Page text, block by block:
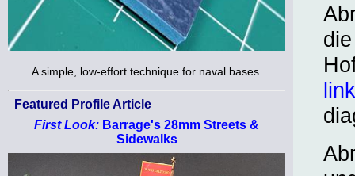
A simple, low-effort technique for naval bases.
Featured Profile Article
First Look: Barrage's 28mm Streets &
Sidewalks
link